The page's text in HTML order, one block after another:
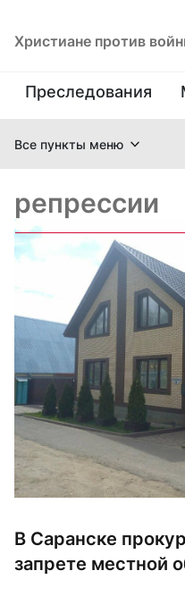
Христиане против
Преследования
Все пункты меню
репрессии
В Саранске
запрете